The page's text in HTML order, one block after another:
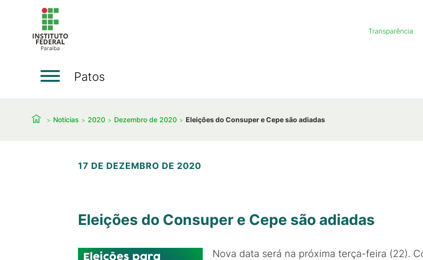
Transparência
Patos
Notícias 2020 Dezembro de 2020 Eleições do Consuper e Cepe são adiadas
17 DE DEZEMBRO DE 2020
Eleições do Consuper e Cepe são adiadas
Nova data será na próxima terça-feira (22).